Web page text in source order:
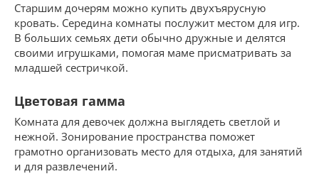
Старшим дочерям можно купить двухъярусную
кровать. Середина комнаты послужит местом для игр.
В больших семьях дети обычно дружные и делятся
своими игрушками, помогая маме присматривать за
младшей сестричкой.
Цветовая гамма
Комната для девочек должна выглядеть светлой и
нежной. Зонирование пространства поможет
грамотно организовать место для отдыха, для занятий
и для развлечений.